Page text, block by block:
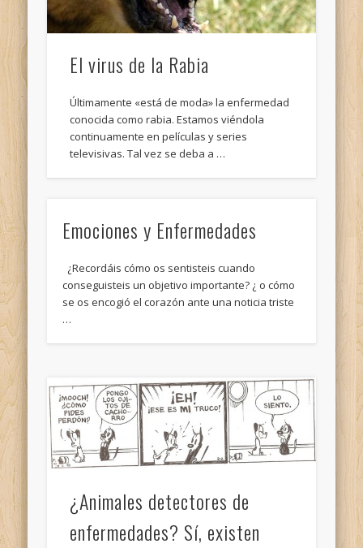
El virus de la Rabia
Últimamente «está de moda» la enfermedad
conocida como rabia. Estamos viéndola
continuamente en películas y series
televisivas. Tal vez se deba a …
Emociones y Enfermedades
¿Recordáis cómo os sentisteis cuando
conseguisteis un objetivo importante? ¿ o cómo
se os encogió el corazón ante una noticia triste
…
¿Animales detectores de
enfermedades? Sí, existen